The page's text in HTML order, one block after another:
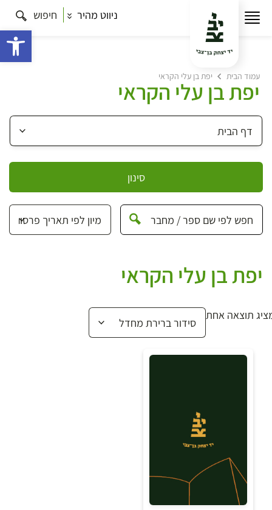
ניווט מהיר חיפוש
עמוד הבית יפת בן עלי הקראי
יפת בן עלי הקראי
סינון
יפת בן עלי הקראי
תוצאה אחת